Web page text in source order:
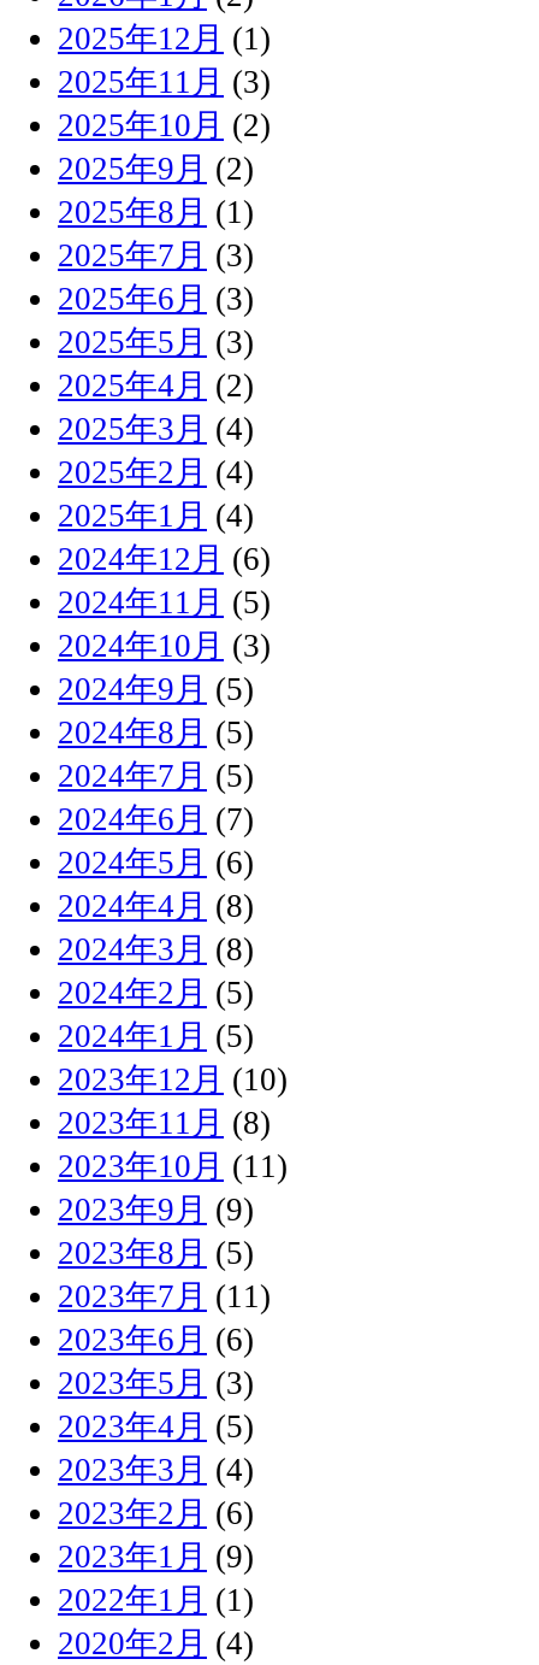
2025年12月 (1)
2025年11月 (3)
2025年10月 (2)
2025年9月 (2)
2025年8月 (1)
2025年7月 (3)
2025年6月 (3)
2025年5月 (3)
2025年4月 (2)
2025年3月 (4)
2025年2月 (4)
2025年1月 (4)
2024年12月 (6)
2024年11月 (5)
2024年10月 (3)
2024年9月 (5)
2024年8月 (5)
2024年7月 (5)
2024年6月 (7)
2024年5月 (6)
2024年4月 (8)
2024年3月 (8)
2024年2月 (5)
2024年1月 (5)
2023年12月 (10)
2023年11月 (8)
2023年10月 (11)
2023年9月 (9)
2023年8月 (5)
2023年7月 (11)
2023年6月 (6)
2023年5月 (3)
2023年4月 (5)
2023年3月 (4)
2023年2月 (6)
2023年1月 (9)
2022年1月 (1)
2020年2月 (4)